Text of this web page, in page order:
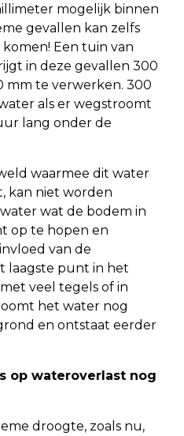
mogelijk binnen
gevallen kan zelfs
Een tuin van
in deze gevallen 300
mm te verwerken. 300
als er wegstroomt
lang onder de
waarmee dit water
kan niet worden
wat de bodem in
op te hopen en
van de
laagste punt in het
veel tegels of in
het water nog
en ontstaat eerder
op wateroverlast nog
droogte, zoals nu,